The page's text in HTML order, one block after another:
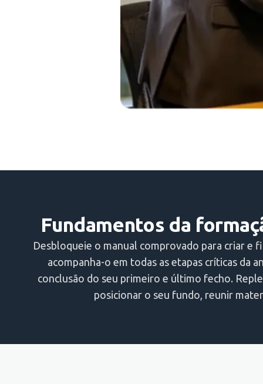
Fundamentos da
Desbloqueie o manual comprovado para criar e
acompanha-o em todas as etapas críticas da
conclusão do seu primeiro e último fecho.
posicionar o seu fundo, reunir